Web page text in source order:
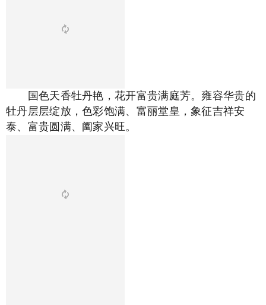
国色天香牡丹艳，花开富贵满庭芳。雍容华贵的
牡丹层层绽放，色彩饱满、富丽堂皇，象征吉祥安
泰、富贵圆满、阖家兴旺。